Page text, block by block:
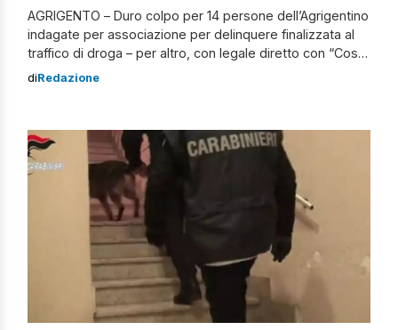
AGRIGENTO – Duro colpo per 14 persone dell’Agrigentino
indagate per associazione per delinquere finalizzata al
traffico di droga – per altro, con legale diretto con “Cosa
Nostra“. I carabinieri del comando provinciale di
antimafia in provincia di Agrigento L’inchiesta è la […]
diRedazione